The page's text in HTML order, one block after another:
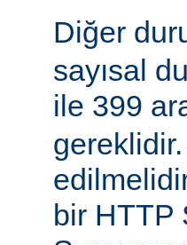
Diğer
sayısal
ile 399
bir HTTP